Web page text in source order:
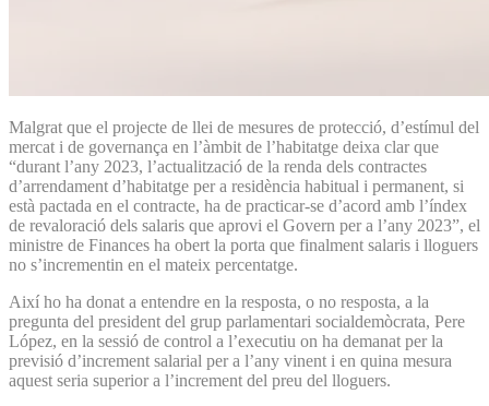
Malgrat que el projecte de llei de mesures de protecció, d’estímul del
mercat i de governança en l’àmbit de l’habitatge deixa clar que
“durant l’any 2023, l’actualització de la renda dels contractes
d’arrendament d’habitatge per a residència habitual i permanent, si
està pactada en el contracte, ha de practicar-se d’acord amb l’índex
de revaloració dels salaris que aprovi el Govern per a l’any 2023”, el
ministre de Finances ha obert la porta que finalment salaris i lloguers
no s’incrementin en el mateix percentatge.
Així ho ha donat a entendre en la resposta, o no resposta, a la
pregunta del president del grup parlamentari socialdemòcrata, Pere
López, en la sessió de control a l’executiu on ha demanat per la
previsió d’increment salarial per a l’any vinent i en quina mesura
aquest seria superior a l’increment del preu del lloguers.